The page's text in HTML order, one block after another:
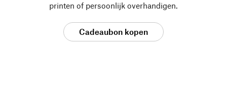
printen of persoonlijk overhandigen.
Cadeaubon kopen